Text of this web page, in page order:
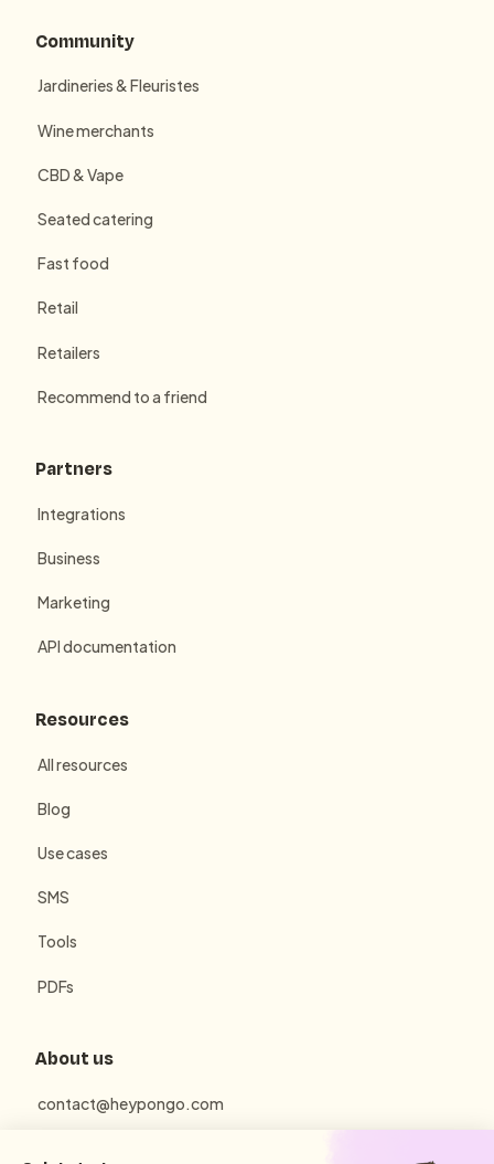
Community
Jardineries & Fleuristes
Wine merchants
CBD & Vape
Seated catering
Fast food
Retail
Retailers
Recommend to a friend
Partners
Integrations
Business
Marketing
API documentation
Resources
All resources
Blog
Use cases
SMS
Tools
PDFs
About us
contact@heypongo.com